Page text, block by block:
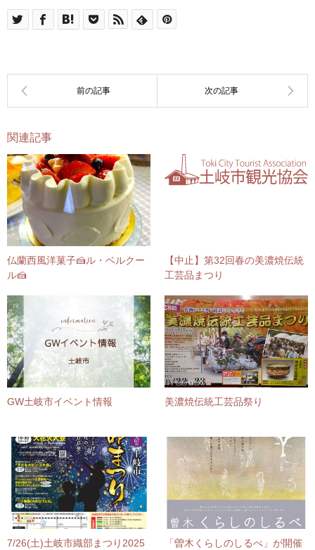
関連記事
仏蘭西風洋菓子🍰ル・ベルクー
ル🍰
【中止】第32回春の美濃焼伝統
工芸品まつり
GW土岐市イベント情報 美濃焼伝統工芸品祭り
7/26(土)土岐市織部まつり2025
「曽木くらしのしるべ」が開催